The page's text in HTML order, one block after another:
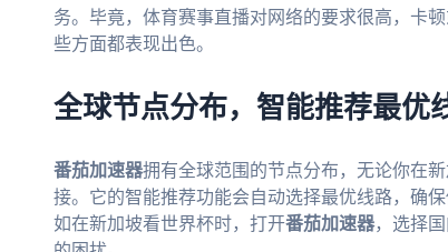
务。毕竟，体育赛事直播对网络的要求很高，卡
些方面都表现出色。
全球节点分布，智能推荐最优
番茄加速器拥有全球范围的节点分布，无论你在
接。它的智能推荐功能会自动选择最优线路，确
如在新加坡看世界杯时，打开番茄加速器，选择